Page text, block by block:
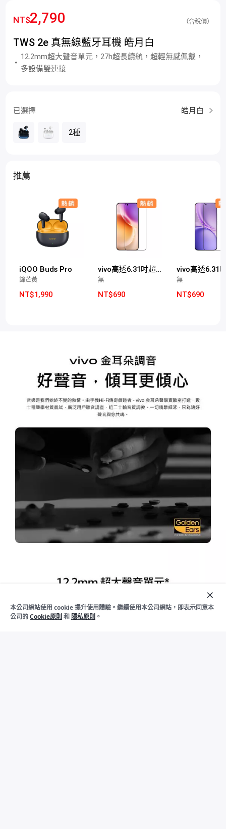
NT$2,790 （含稅價）
TWS 2e 真無線藍牙耳機 皓月白
12.2mm超大聲音單元，27h超長續航，超輕無感佩戴，
多設備雙連接
已選擇 皓月白
2種
推薦
iQOO Buds Pro
鋒芒黃
NT$1,990
vivo高透6.31吋超聲波玻璃保護膜(X300適用)
無
NT$690
無
NT$690
下架
加
入
購
本公司網站使用 cookie 提升使用體驗。繼續使用本公司網站，即表示同意本
公司的Cookie原則 和 隱私原則 。